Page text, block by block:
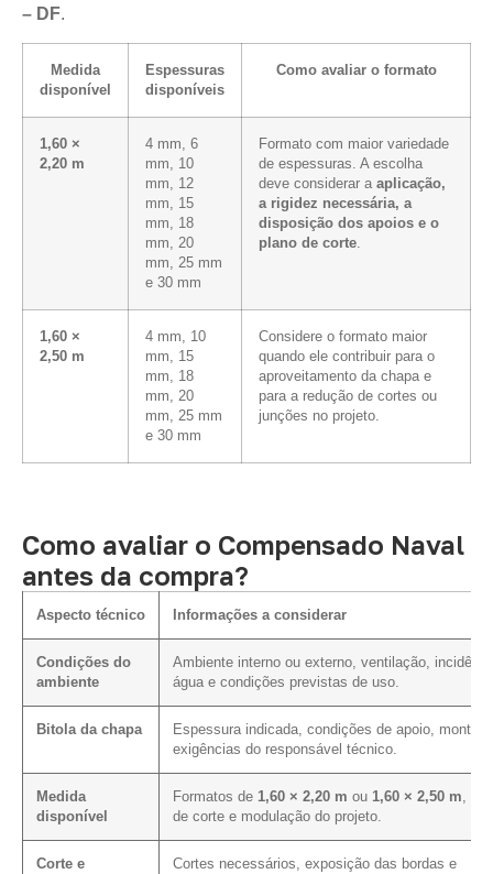
– DF.
Medida
disponível
Espessuras
disponíveis
Como avaliar o formato
1,60 ×
2,20 m
4 mm, 6
mm, 10
mm, 12
mm, 15
mm, 18
mm, 20
mm, 25 mm
e 30 mm
Formato com maior variedade
de espessuras. A escolha
deve considerar a aplicação,
a rigidez necessária, a
disposição dos apoios e o
plano de corte.
1,60 ×
2,50 m
4 mm, 10
mm, 15
mm, 18
mm, 20
mm, 25 mm
e 30 mm
Considere o formato maior
quando ele contribuir para o
aproveitamento da chapa e
para a redução de cortes ou
junções no projeto.
Como avaliar o Compensado Naval
antes da compra?
Aspecto técnico Informações a considerar
Condições do
ambiente
Ambiente interno ou externo, ventilação,
água e condições previstas de uso.
Bitola da chapa
Espessura indicada, condições de apoio,
exigências do responsável técnico.
Medida
disponível
Formatos de 1,60 × 2,20 m ou 1,60 × 2,50 m,
de corte e modulação do projeto.
Corte e
Cortes necessários, exposição das bordas e